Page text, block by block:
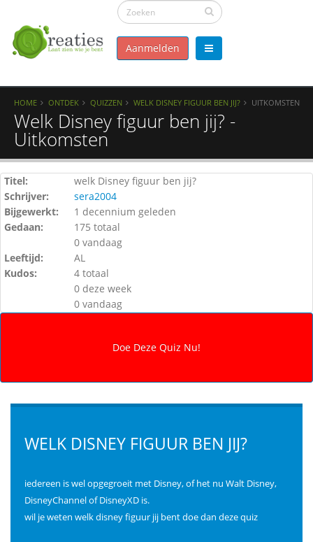
Aanmelden
HOME ONTDEK QUIZZEN WELK DISNEY FIGUUR BEN JIJ? UITKOMSTEN
Welk Disney figuur ben jij? -
Uitkomsten
Titel:
welk Disney figuur ben jij?
Schrijver:
sera2004
Bijgewerkt:
1 decennium geleden
Gedaan:
175 totaal
0 vandaag
Leeftijd:
AL
Kudos:
4 totaal
0 deze week
0 vandaag
WELK DISNEY FIGUUR BEN JIJ?
iedereen is wel opgegroeit met Disney, of het nu Walt Disney,
DisneyChannel of DisneyXD is.
wil je weten welk disney figuur jij bent doe dan deze quiz